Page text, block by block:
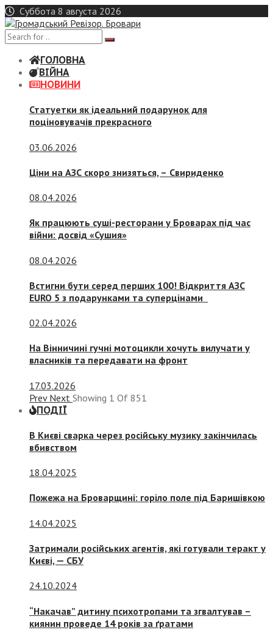
Skip
to
content
Суббота 8 августа 2026
ГОЛОВНА
ВІЙНА
НОВИНИ
Статуетки як ідеальний подарунок для
поціновувачів прекрасного
03.06.2026
Ціни на АЗС скоро знизяться, – Свириденко
08.04.2026
Як працюють суші-ресторани у Броварах під час
війни: досвід «Сушия»
08.04.2026
Встигни бути серед перших 100! Відкриття АЗС
EURO 5 з подарунками та суперцінами
02.04.2026
На Вінничині гучні мотоцикли хочуть вилучати у
власників та передавати на фронт
17.03.2026
Prev Next Showing 1 Of 851
ПОДІЇ
В Києві сварка через російську музику закінчилась
вбивством
18.04.2025
Пожежа на Броварщині: горіло поле під Баришівкою
14.04.2025
Затримали російських агентів, які готували теракт у
Києві, — СБУ
24.10.2024
“Накачав” дитину психотропами та згвалтував –
киянин проведе 14 років за ґратами